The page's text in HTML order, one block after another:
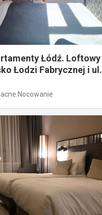
Łódź. Loftowy
Łodzi Fabrycznej i ul.
Nocowanie